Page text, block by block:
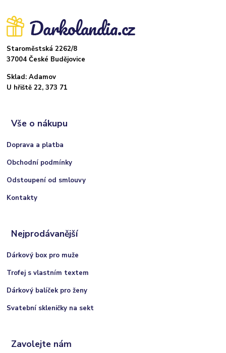
Staroměstská 2262/8
37004 České Budějovice
Sklad: Adamov
U hřiště 22, 373 71
Vše o nákupu
Doprava a platba
Obchodní podmínky
Odstoupení od smlouvy
Kontakty
Nejprodávanější
Dárkový box pro muže
Trofej s vlastním textem
Dárkový balíček pro ženy
Svatební skleničky na sekt
Zavolejte nám